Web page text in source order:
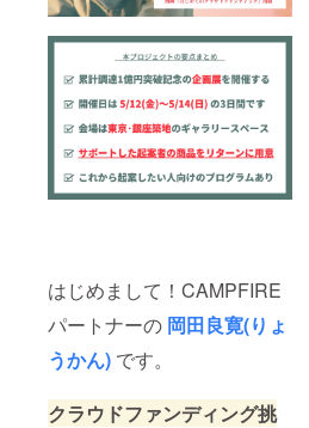
はじめまして！CAMPFIRE
パートナーの 岡田良寛(りょ
うかん) です。
クラウドファンディング挑